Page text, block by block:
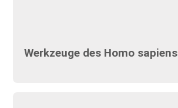
Werkzeuge des Homo sapiens